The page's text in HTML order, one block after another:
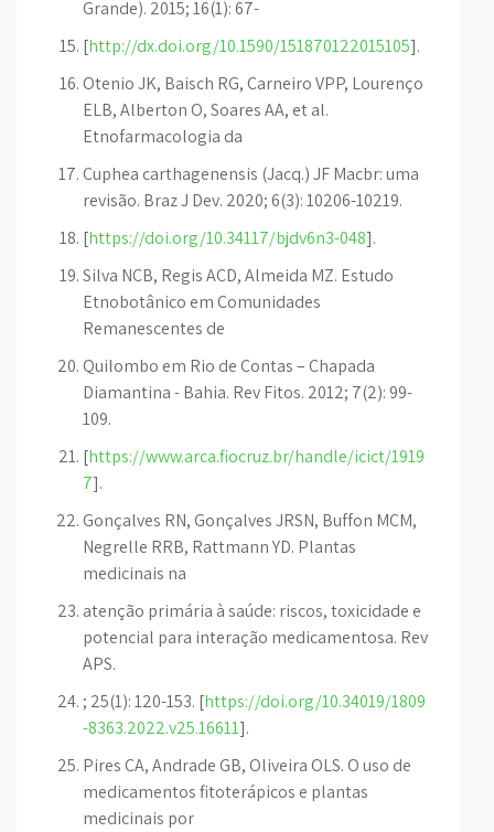
Grande). 2015; 16(1): 67-
[http://dx.doi.org/10.1590/151870122015105].
Otenio JK, Baisch RG, Carneiro VPP, Lourenço
ELB, Alberton O, Soares AA, et al.
Etnofarmacologia da
Cuphea carthagenensis (Jacq.) JF Macbr: uma
revisão. Braz J Dev. 2020; 6(3): 10206-10219.
[https://doi.org/10.34117/bjdv6n3-048].
Silva NCB, Regis ACD, Almeida MZ. Estudo
Etnobotânico em Comunidades
Remanescentes de
Quilombo em Rio de Contas – Chapada
Diamantina - Bahia. Rev Fitos. 2012; 7(2): 99-
109.
[https://www.arca.fiocruz.br/handle/icict/1919
7].
Gonçalves RN, Gonçalves JRSN, Buffon MCM,
Negrelle RRB, Rattmann YD. Plantas
medicinais na
atenção primária à saúde: riscos, toxicidade e
potencial para interação medicamentosa. Rev
APS.
; 25(1): 120-153. [https://doi.org/10.34019/1809
-8363.2022.v25.16611].
Pires CA, Andrade GB, Oliveira OLS. O uso de
medicamentos fitoterápicos e plantas
medicinais por